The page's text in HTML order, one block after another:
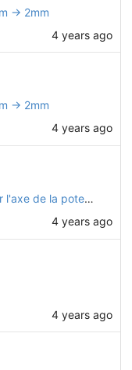
-> 2mm
4 years ago
-> 2mm
4 years ago
Ajout du boulon et des entretoises pour l'axe de la potence
4 years ago
4 years ago